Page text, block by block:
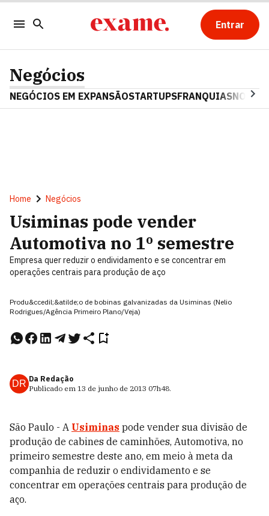
Entrar
Negócios
NEGÓCIOS EM EXPANSÃOSTARTUPSFRANQUIAS
Home Negócios
Usiminas pode vender
Automotiva no 1º semestre
Empresa quer reduzir o endividamento e se concentrar em
operações centrais para produção de aço
Produ&ccedil;&atilde;o de bobinas galvanizadas da Usiminas (Nelio
Rodrigues/Agência Primeiro Plano/Veja)
DR Da Redação
Publicado em 13 de junho de 2013 07h48.
São Paulo - A Usiminas pode vender sua divisão de
produção de cabines de caminhões, Automotiva, no
primeiro semestre deste ano, em meio à meta da
companhia de reduzir o endividamento e se
concentrar em operações centrais para produção de
aço.